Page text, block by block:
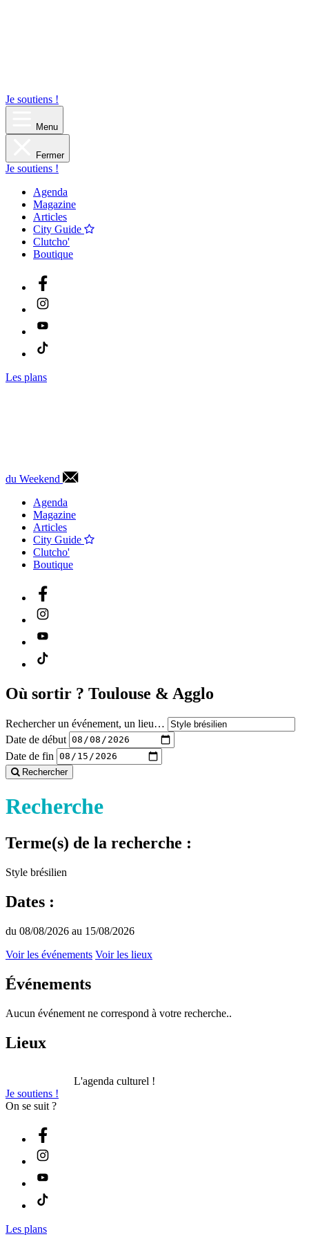
Je soutiens !
Menu
Fermer
Je soutiens !
Agenda
Magazine
Articles
City Guide
Clutcho'
Boutique
Les plans
du Weekend
Agenda
Magazine
Articles
City Guide
Clutcho'
Boutique
Où sortir ? Toulouse & Agglo
Rechercher un événement, un lieu…
Date de début
Date de fin
Rechercher
Recherche
Terme(s) de la recherche :
Style brésilien
Dates :
du 08/08/2026 au 15/08/2026
Voir les événements Voir les lieux
Événements
Aucun événement ne correspond à votre recherche..
Lieux
L'agenda culturel !
Je soutiens !
On se suit ?
Les plans